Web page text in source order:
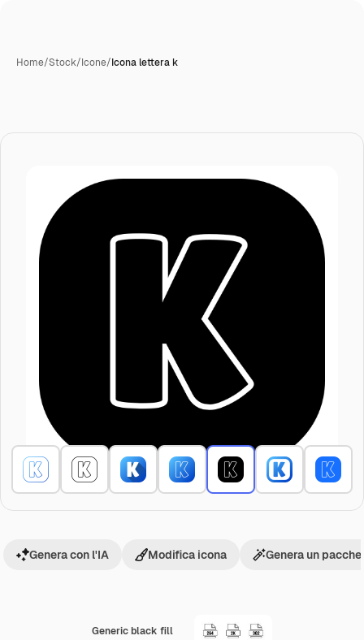
Home/Stock/Icone/Icona lettera k
Generic black fill
Genera con l'IA Modifica icona Genera un